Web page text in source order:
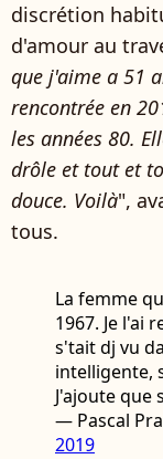
discrétion
d'amour au
que j'aime a 51
rencontrée en
les années 80.
drôle et tout et
douce. Voilà",
tous.
La femme
1967. Je l'ai
s'tait dj vu
intelligente,
J'ajoute que
— Pascal
2019